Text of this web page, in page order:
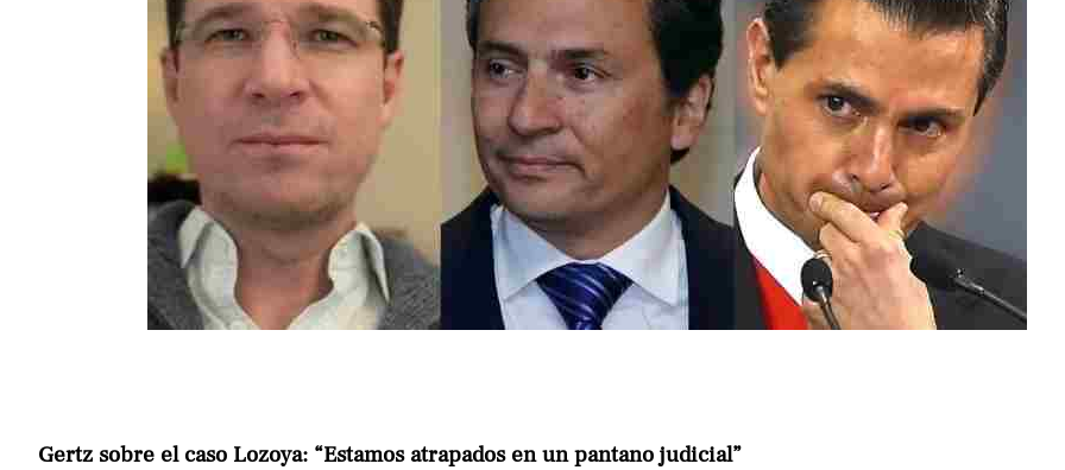
Gertz sobre el caso Lozoya: “Estamos atrapados en un pantano judicial”